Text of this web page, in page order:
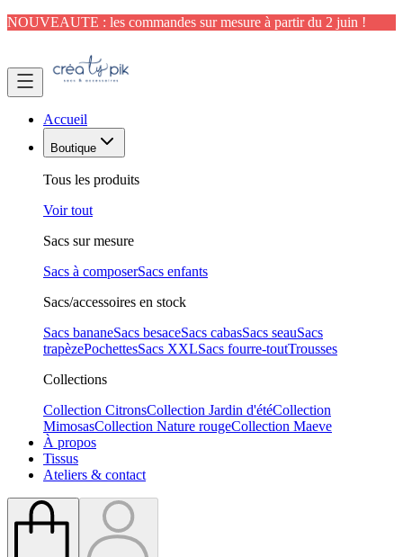
NOUVEAUTE : les commandes sur mesure à partir du 2 juin !
Accueil
Boutique
Tous les produits
Voir tout
Sacs sur mesure
Sacs à composerSacs enfants
Sacs/accessoires en stock
Sacs bananeSacs besaceSacs cabasSacs seauSacs
trapèzePochettesSacs XXLSacs fourre-toutTrousses
Collections
Collection CitronsCollection Jardin d'étéCollection
MimosasCollection Nature rougeCollection Maeve
À propos
Tissus
Ateliers & contact